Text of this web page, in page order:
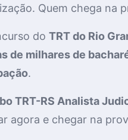
Quem chega na
do TRT do Rio
de milhares de
.
TRT-RS Analista
agora e chegar na